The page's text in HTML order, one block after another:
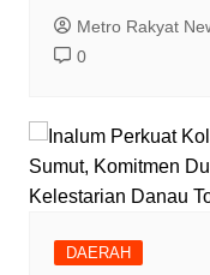
Metro Rakyat
0
DAERAH